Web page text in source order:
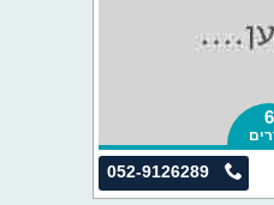
6
052-9126289